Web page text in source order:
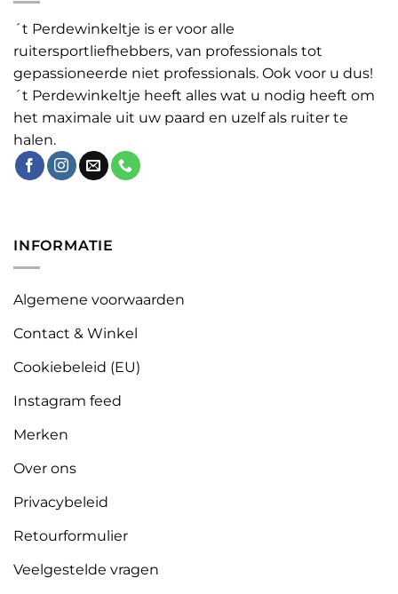
´t Perdewinkeltje is er voor alle
ruitersportliefhebbers, van professionals tot
gepassioneerde niet professionals. Ook voor u dus!
´t Perdewinkeltje heeft alles wat u nodig heeft om
het maximale uit uw paard en uzelf als ruiter te
halen.
INFORMATIE
Algemene voorwaarden
Contact & Winkel
Cookiebeleid (EU)
Instagram feed
Merken
Over ons
Privacybeleid
Retourformulier
Veelgestelde vragen